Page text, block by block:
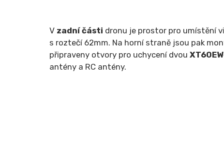
V zadní části dronu je prostor pro umístění
s roztečí 62mm. Na horní straně jsou pak
připraveny otvory pro uchycení dvou
antény a RC antény.